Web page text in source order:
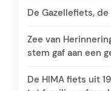
De Gazellefiets,
Zee van
stem gaf aan een
De HIMA fiets uit